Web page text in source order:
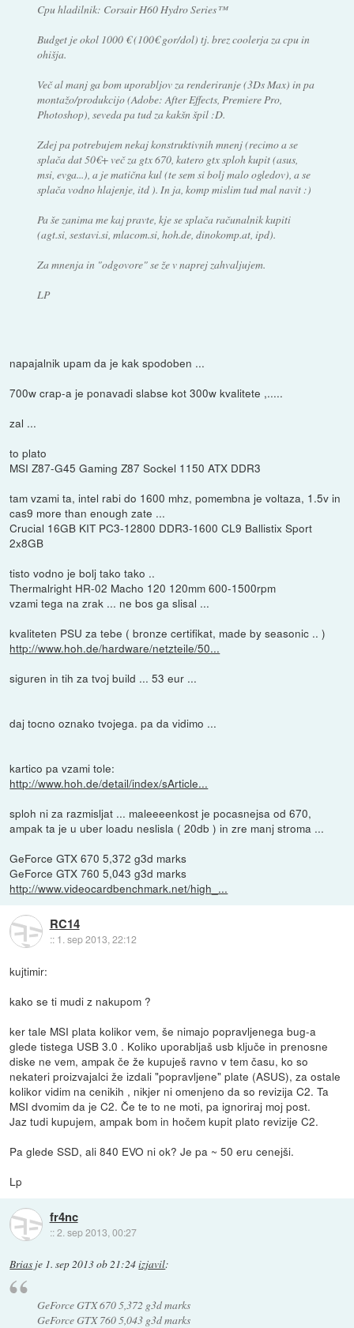
Cpu hladilnik: Corsair H60 Hydro Series™
Budget je okol 1000 € (100€ gor/dol) tj. brez coolerja za cpu in
ohišja.
Več al manj ga bom uporabljov za renderiranje (3Ds Max) in pa
montažo/produkcijo (Adobe: After Effects, Premiere Pro,
Photoshop), seveda pa tud za kakšn špil :D.
Zdej pa potrebujem nekaj konstruktivnih mnenj (recimo a se
splača dat 50€+ več za gtx 670, katero gtx sploh kupit (asus,
msi, evga...), a je matična kul (te sem si bolj malo ogledov), a se
splača vodno hlajenje, itd ). In ja, komp mislim tud mal navit :)
Pa še zanima me kaj pravte, kje se splača računalnik kupiti
(agt.si, sestavi.si, mlacom.si, hoh.de, dinokomp.at, ipd).
Za mnenja in "odgovore" se že v naprej zahvaljujem.
LP
napajalnik upam da je kak spodoben ...
700w crap-a je ponavadi slabse kot 300w kvalitete ,.....
zal ...
to plato
MSI Z87-G45 Gaming Z87 Sockel 1150 ATX DDR3
tam vzami ta, intel rabi do 1600 mhz, pomembna je voltaza, 1.5v in
cas9 more than enough zate ...
Crucial 16GB KIT PC3-12800 DDR3-1600 CL9 Ballistix Sport
2x8GB
tisto vodno je bolj tako tako ..
Thermalright HR-02 Macho 120 120mm 600-1500rpm
vzami tega na zrak ... ne bos ga slisal ...
kvaliteten PSU za tebe ( bronze certifikat, made by seasonic .. )
http://www.hoh.de/hardware/netzteile/50...
siguren in tih za tvoj build ... 53 eur ...
daj tocno oznako tvojega. pa da vidimo ...
kartico pa vzami tole:
http://www.hoh.de/detail/index/sArticle...
sploh ni za razmisljat ... maleeeenkost je pocasnejsa od 670,
ampak ta je u uber loadu neslisla ( 20db ) in zre manj stroma ...
GeForce GTX 670 5,372 g3d marks
GeForce GTX 760 5,043 g3d marks
http://www.videocardbenchmark.net/high_...
RC14
:: 1. sep 2013, 22:12
kujtimir:
kako se ti mudi z nakupom ?
ker tale MSI plata kolikor vem, še nimajo popravljenega bug-a
glede tistega USB 3.0 . Koliko uporabljaš usb ključe in prenosne
diske ne vem, ampak če že kupuješ ravno v tem času, ko so
nekateri proizvajalci že izdali "popravljene" plate (ASUS), za ostale
kolikor vidim na cenikih , nikjer ni omenjeno da so revizija C2. Ta
MSI dvomim da je C2. Če te to ne moti, pa ignoriraj moj post.
Jaz tudi kupujem, ampak bom in hočem kupit plato revizije C2.
Pa glede SSD, ali 840 EVO ni ok? Je pa ~ 50 eru cenejši.
Lp
fr4nc
::2. sep 2013, 00:27
Brias je 1. sep 2013 ob 21:24izjavil:
GeForce GTX 670 5,372 g3d marks
GeForce GTX 760 5,043 g3d marks